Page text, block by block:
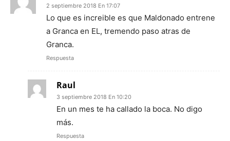
2 septiembre 2018 En 17:07
Lo que es increible es que Maldonado entrene
a Granca en EL, tremendo paso atras de
Granca.
Respuesta
Raul
3 septiembre 2018 En 10:20
En un mes te ha callado la boca. No digo
más.
Respuesta